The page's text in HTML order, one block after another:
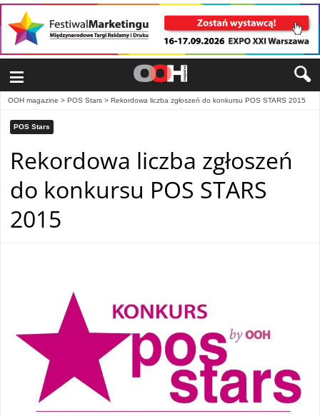
≡
OOH magazine > POS Stars > Rekordowa liczba zgłoszeń do konkursu POS STARS 2015
POS Stars
Rekordowa liczba zgłoszeń
do konkursu POS STARS
2015